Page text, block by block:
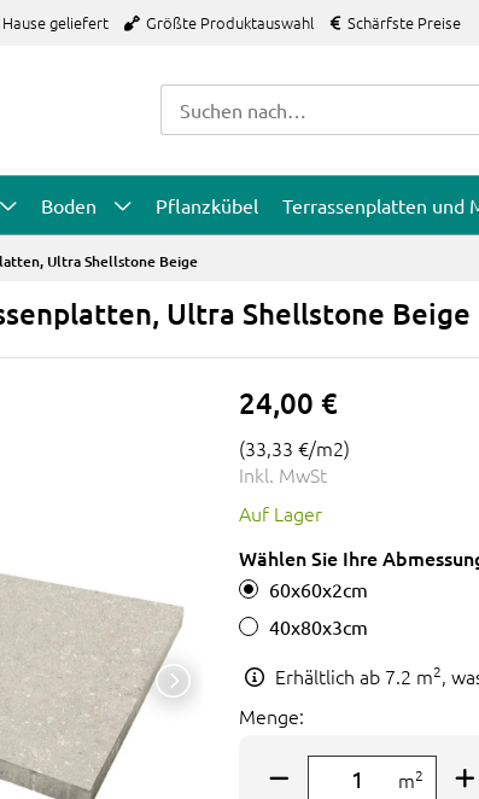
geliefert Größte Produktauswahl Schärfste Preise
Boden Pflanzkübel Terrassenplatten und
Ultra Shellstone Beige
Ultra Shellstone Beige
24,00 €
(33,33 €/m2)
Inkl. MwSt
Auf Lager
Wählen Sie Ihre
60x60x2cm
40x80x3cm
Erhältlich ab 7.2 m2,
Menge:
m2